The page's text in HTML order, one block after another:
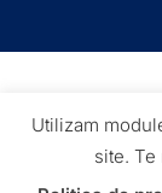
Utilizam
site. Te